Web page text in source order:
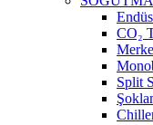
CO₂
Split